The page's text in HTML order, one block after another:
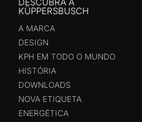
DESCUBRA A
KÜPPERSBUSCH
A MARCA
DESIGN
KPH EM TODO O MUNDO
HISTÓRIA
DOWNLOADS
NOVA ETIQUETA
ENERGÉTICA